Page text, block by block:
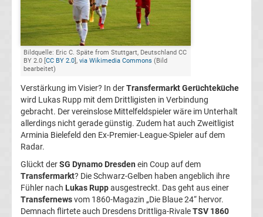
Kaiserslautern
Transfergerüchte
1.
FC
Köln
Transfergerüchte
1.
FC
Bildquelle: Eric C. Späte from Stuttgart, Deutschland CC
BY 2.0 [CC BY 2.0], via Wikimedia Commons (Bild
bearbeitet)
Verstärkung im Visier? In derTransfermarkt Gerüchteküche
wird Lukas Rupp mit dem Drittligisten in Verbindung
gebracht. Der vereinslose Mittelfeldspieler wäre im Unterhalt
allerdings nicht gerade günstig. Zudem hat auch Zweitligist
Arminia Bielefeld den Ex-Premier-League-Spieler auf dem
Radar.
Glückt derSG Dynamo Dresden ein Coup auf dem
Transfermarkt? Die Schwarz-Gelben haben angeblich ihre
Fühler nach Lukas Ruppausgestreckt. Das geht aus einer
Transfernewsvom 1860-Magazin „Die Blaue 24“ hervor.
Demnach flirtete auch Dresdens Drittliga-RivaleTSV 1860